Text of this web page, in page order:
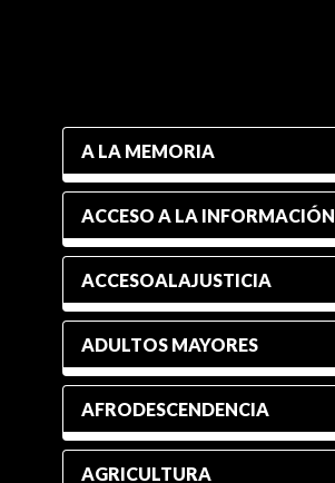
A LA MEMORIA
ACCESO A LA INFORMACIÓN
ACCESOALAJUSTICIA
ADULTOS MAYORES
AFRODESCENDENCIA
AGRICULTURA